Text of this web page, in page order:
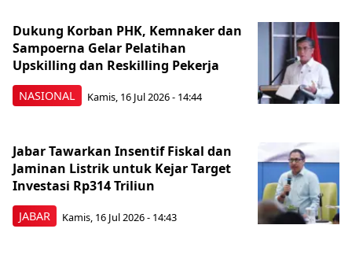
NASIONAL
Dukung Korban PHK, Kemnaker dan
Sampoerna Gelar Pelatihan
Upskilling dan Reskilling Pekerja
Kamis, 16 Jul 2026 - 14:44
JABAR
Jabar Tawarkan Insentif Fiskal dan
Jaminan Listrik untuk Kejar Target
Investasi Rp314 Triliun
Kamis, 16 Jul 2026 - 14:43